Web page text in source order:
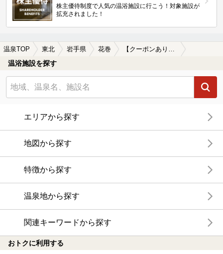
株主優待制度で人気の温浴施設に行こう！対象施設が
拡充されました！
温泉TOP 東北 岩手県 花巻 【クーポンあり】鉛温泉の日帰り温泉、旅館、ホテルおすすめ
温浴施設を探す
エリアから探す
地図から探す
特徴から探す
温泉地から探す
関連キーワードから探す
おトクに利用する